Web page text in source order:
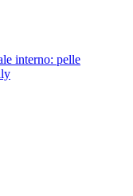
interno: pelle